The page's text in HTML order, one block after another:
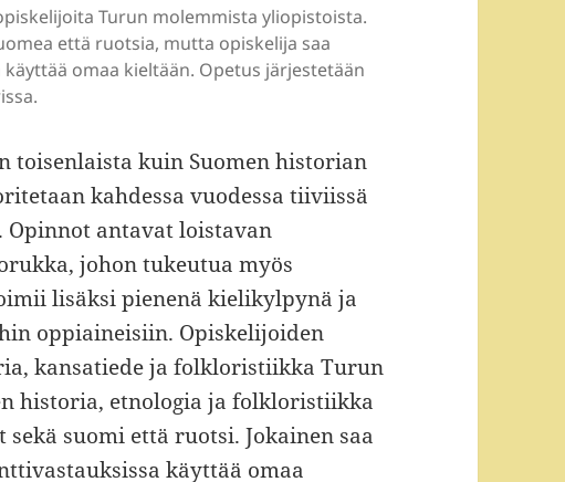
Turun molemmista yliopistoista.
että ruotsia, mutta opiskelija saa
omaa kieltään. Opetus järjestetään
toisenlaista kuin Suomen historian
kahdessa vuodessa tiiviissä
Opinnot antavat loistavan
johon tukeutua myös
lisäksi pienenä kielikylpynä ja
oppiaineisiin. Opiskelijoiden
kansatiede ja folkloristiikka Turun
historia, etnologia ja folkloristiikka
suomi että ruotsi. Jokainen saa
käyttää omaa